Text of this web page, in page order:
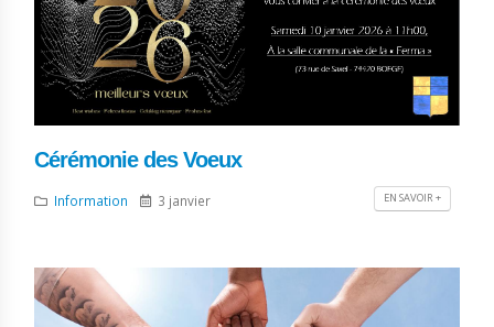
Cérémonie des Voeux
Information 3 janvier EN SAVOIR +